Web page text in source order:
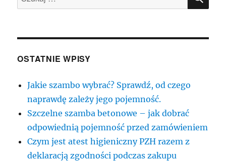
OSTATNIE WPISY
Jakie szambo wybrać? Sprawdź, od czego
naprawdę zależy jego pojemność.
Szczelne szamba betonowe – jak dobrać
odpowiednią pojemność przed zamówieniem
Czym jest atest higieniczny PZH razem z
deklaracją zgodności podczas zakupu